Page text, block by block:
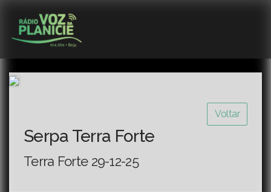
Voltar
Serpa Terra Forte
Terra Forte 29-12-25